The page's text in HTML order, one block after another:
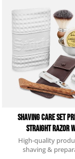
Andreas
Verifizierter
Body Bar
...riecht
👍 Absolut zu
Jörg
Kaufe ich
Shaving Care Set
Straight Razor
High-quality
shaving &